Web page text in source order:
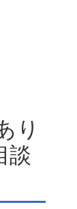
り
談